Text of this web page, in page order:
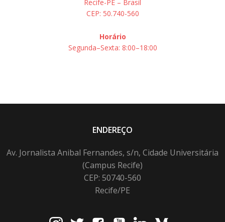
Recife-PE – Brasil
CEP: 50.740-560
Horário
Segunda–Sexta: 8:00–18:00
ENDEREÇO
Av. Jornalista Anibal Fernandes, s/n, Cidade Universitária
(Campus Recife)
CEP: 50740-560
Recife/PE